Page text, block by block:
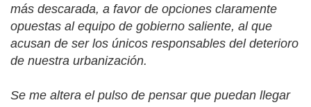
más descarada, a favor de opciones claramente
opuestas al equipo de gobierno saliente, al que
acusan de ser los únicos responsables del deterioro
de nuestra urbanización.
Se me altera el pulso de pensar que puedan llegar